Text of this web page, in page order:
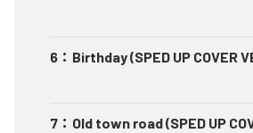
6 ： Birthday (SPED UP COVER
7 ： Old town road (SPED UP